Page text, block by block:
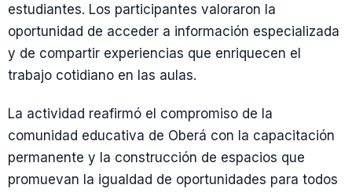
estudiantes. Los participantes valoraron la
oportunidad de acceder a información especializada
y de compartir experiencias que enriquecen el
trabajo cotidiano en las aulas.
La actividad reafirmó el compromiso de la
comunidad educativa de Oberá con la capacitación
permanente y la construcción de espacios que
promuevan la igualdad de oportunidades para todos